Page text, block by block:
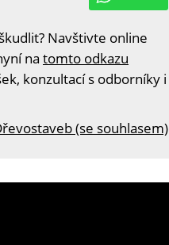
Navštivte online
na tomto odkazu
konzultací s odborníky i
(se souhlasem)